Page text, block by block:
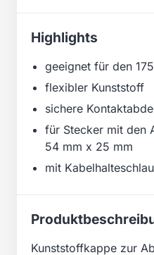
Highlights
geeignet für den
flexibler Kunststoff
sichere
für Stecker mit den
54 mm x 25 mm
mit
Kunststoffkappe zur